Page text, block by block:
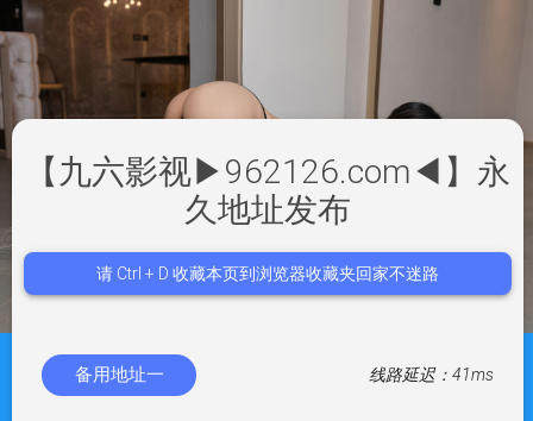
【九六影视▶962126.com◀】永
久地址发布
请 Ctrl + D 收藏本页到浏览器收藏夹回家不迷路
备用地址一 线路延迟：41ms